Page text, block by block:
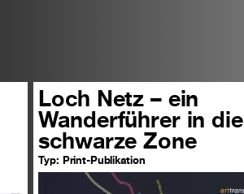
Loch Netz – ein
Wanderführer in die
schwarze Zone
Typ: Print-Publikation